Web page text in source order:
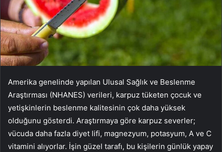
Amerika genelinde yapılan Ulusal Sağlık ve Beslenme
Araştırması (NHANES) verileri, karpuz tüketen çocuk ve
yetişkinlerin beslenme kalitesinin çok daha yüksek
olduğunu gösterdi. Araştırmaya göre karpuz severler;
vücuda daha fazla diyet lifi, magnezyum, potasyum, A ve C
vitamini alıyorlar. İşin güzel tarafı, bu kişilerin günlük yapay